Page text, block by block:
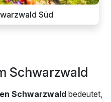
Süd
Schwarzwald
Schwarzwald bedeutet,